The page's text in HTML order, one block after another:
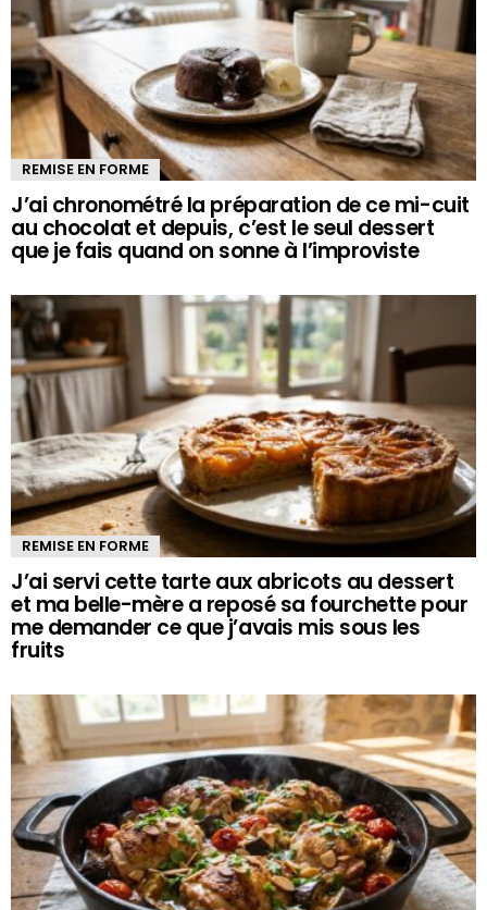
REMISE EN FORME
J’ai chronométré la préparation de ce mi-cuit
au chocolat et depuis, c’est le seul dessert
que je fais quand on sonne à l’improviste
REMISE EN FORME
J’ai servi cette tarte aux abricots au dessert
et ma belle-mère a reposé sa fourchette pour
me demander ce que j’avais mis sous les
fruits